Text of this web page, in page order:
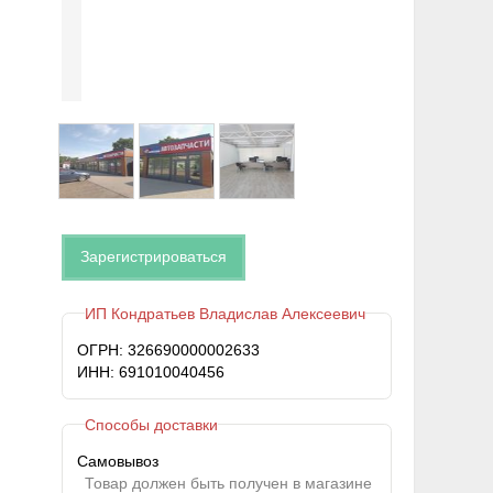
Зарегистрироваться
ИП Кондратьев Владислав Алексеевич
ОГРН: 326690000002633
ИНН: 691010040456
Способы доставки
Самовывоз
Товар должен быть получен в магазине